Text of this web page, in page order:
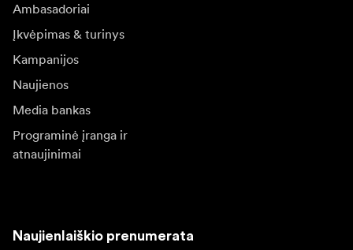
Ambasadoriai
Įkvėpimas & turinys
Kampanijos
Naujienos
Media bankas
Programinė įranga ir
atnaujinimai
Naujienlaiškio prenumerata